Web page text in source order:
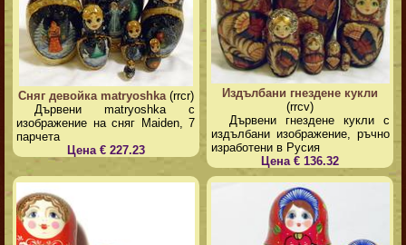
Сняг девойка matryoshka(rrcr)
Дървени matryoshka с
изображение на сняг Maiden, 7
парчета
Цена € 227.23
Издълбани гнездене кукли
(rrcv)
Дървени гнездене кукли с
издълбани изображение, ръчно
изработени в Русия
Цена € 136.32